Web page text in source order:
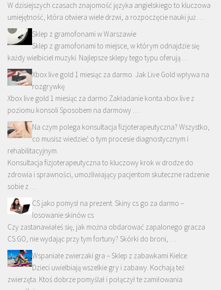
W dzisiejszych czasach znajomość języka angielskiego to kluczowa
umiejętność, która otwiera wiele drzwi, a rozpoczęcie nauki już …
Sklep z gramofonami w Warszawie
Sklep z gramofonami to miejsce, w którym odnajdzie się
każdy wielbiciel muzyki. Najlepsze sklepy tego typu oferują …
Xbox live gold 1 miesiąc za darmo. Jak Live Gold wpływa na
rozgrywkę
Xbox live gold 1 miesiąc za darmo Zakładanie konta xbox live z
poziomu konsoli Sposobem na darmowy …
Na czym polega konsultacja fizjoterapeutyczna? Wszystko,
co musisz wiedzieć o tym procesie diagnostycznym i
rehabilitacyjnym.
Konsultacja fizjoterapeutyczna to kluczowy krok w drodze do
zdrowia i sprawności, umożliwiający pacjentom skuteczne radzenie
sobie z …
CS jako pomysł na prezent. Skiny cs go za darmo –
losowanie skinów cs
Czy zastanawiałeś się, jak można obdarować zapalonego gracza
CS:GO, nie wydając przy tym fortuny? Skórki do broni, …
Wspaniałe zwierzaki gra – Sklep z zabawkami Kielce
Dzieci uwielbiają wszelkie gry i zabawy. Kochają też
zwierzęta. Ktoś dobrze pomyślał i połączył te zamiłowania